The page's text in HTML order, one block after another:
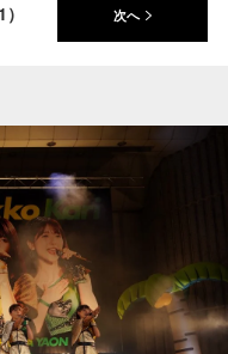
次へ